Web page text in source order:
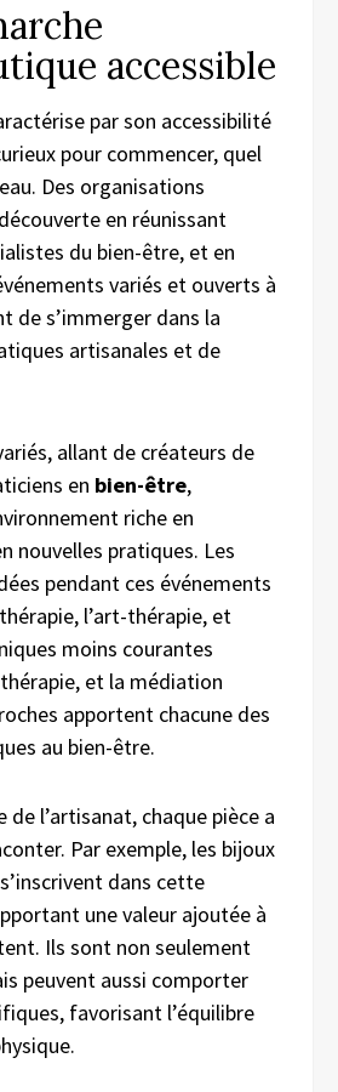
accessible
par son accessibilité
pour commencer, quel
Des organisations
en réunissant
du bien-être, et en
variés et ouverts à
de s’immerger dans la
artisanales et de
allant de créateurs de
en bien-être,
riche en
nouvelles pratiques. Les
pendant ces événements
l’art-thérapie, et
moins courantes
et la médiation
apportent chacune des
au bien-être.
de l’artisanat, chaque pièce a
Par exemple, les bijoux
dans cette
une valeur ajoutée à
Ils sont non seulement
peuvent aussi comporter
favorisant l’équilibre